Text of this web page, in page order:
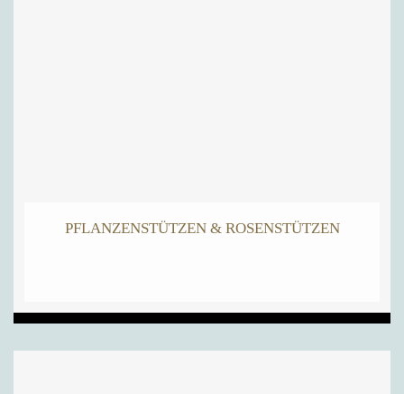
PFLANZENSTÜTZEN & ROSENSTÜTZEN